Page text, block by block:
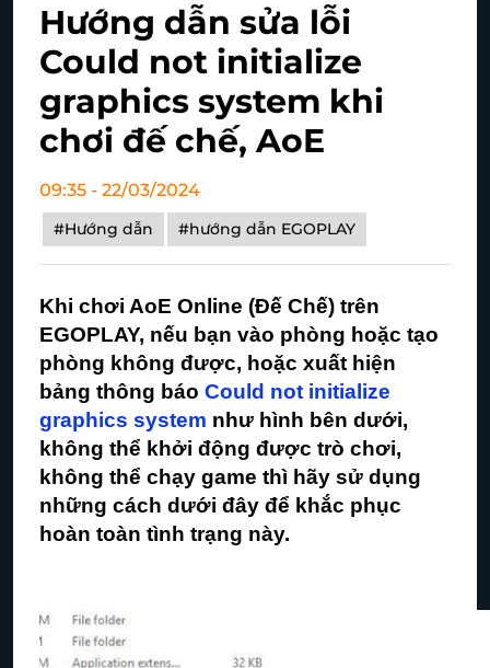
Hướng dẫn sửa lỗi
Could not initialize
graphics system khi
chơi đế chế, AoE
09:35 - 22/03/2024
#Hướng dẫn #hướng dẫn EGOPLAY
Khi chơi AoE Online (Đế Chế) trên
EGOPLAY, nếu bạn vào phòng hoặc tạo
phòng không được, hoặc xuất hiện
bảng thông báo Could not initialize
graphics system như hình bên dưới,
không thể khởi động được trò chơi,
không thể chạy game thì hãy sử dụng
những cách dưới đây để khắc phục
hoàn toàn tình trạng này.